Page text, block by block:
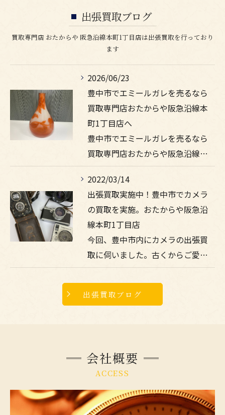
出張買取ブログ
買取専門店 おたからや 阪急沿線本町1丁目店は出張買取を行っており
ます
2026/06/23
豊中市でエミールガレを売るなら
買取専門店おたからや阪急沿線本
町1丁目店へ
豊中市でエミールガレを売るなら
買取専門店おたからや阪急沿線…
2022/03/14
出張買取実施中！豊中市でカメラ
の買取を実施。おたからや阪急沿
線本町1丁目店
今回、豊中市内にカメラの出張買
取に伺いました。古くからご愛…
出張買取ブログ
会社概要
ACCESS